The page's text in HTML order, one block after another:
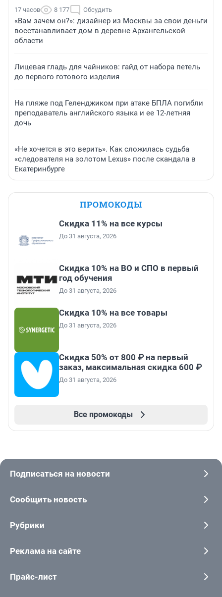
17 часов 8 177 Обсудить
«Вам зачем он?»: дизайнер из Москвы за свои деньги
восстанавливает дом в деревне Архангельской
области
Лицевая гладь для чайников: гайд от набора петель
до первого готового изделия
На пляже под Геленджиком при атаке БПЛА погибли
преподаватель английского языка и ее 12-летняя
дочь
«Не хочется в это верить». Как сложилась судьба
«следователя на золотом Lexus» после скандала в
Екатеринбурге
ПРОМОКОДЫ
Скидка 11% на все курсы
До 31 августа, 2026
Скидка 10% на ВО и СПО в первый
год обучения
До 31 августа, 2026
Скидка 10% на все товары
До 31 августа, 2026
Скидка 50% от 800 ₽ на первый
заказ, максимальная скидка 600 ₽
До 31 августа, 2026
Все промокоды
Подписаться на новости
Сообщить новость
Рубрики
Реклама на сайте
Прайс-лист